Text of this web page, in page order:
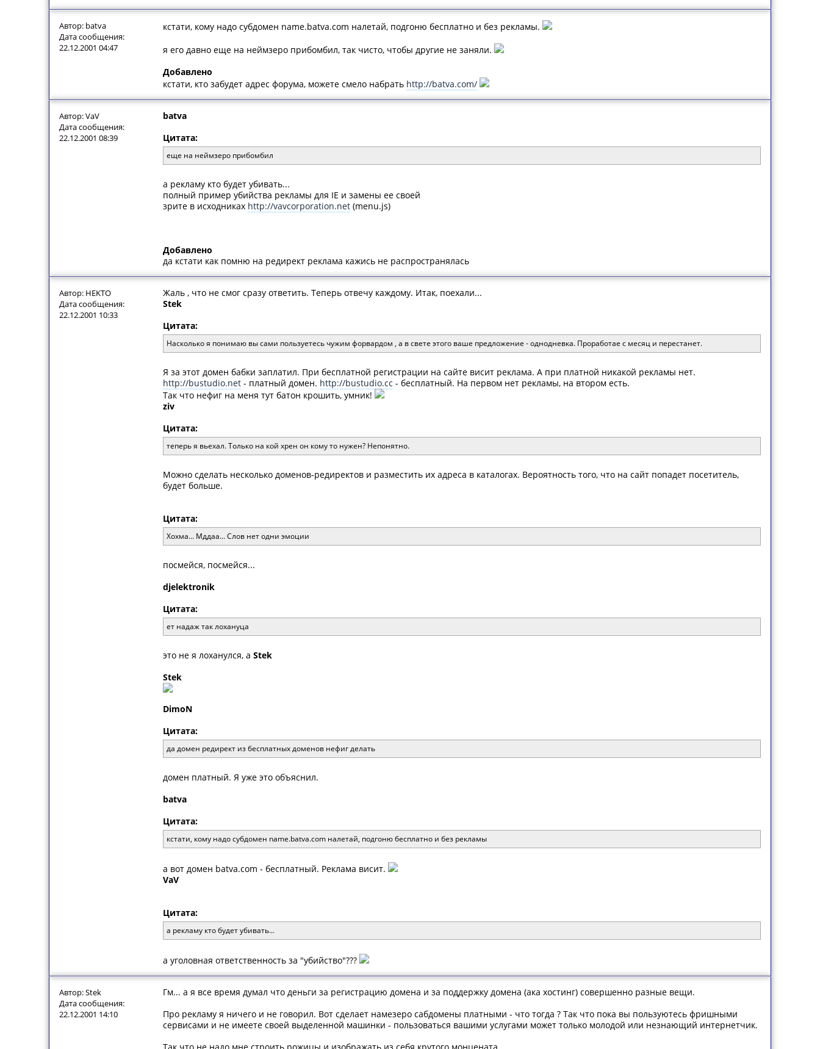
Автор: batva
Дата сообщения:
22.12.2001 04:47
кстати, кому надо субдомен name.batva.com налетай, подгоню бесплатно и без рекламы.
я его давно еще на неймзеро прибомбил, так чисто, чтобы другие не заняли.
Добавлено
кстати, кто забудет адрес форума, можете смело набрать http://batva.com/
Автор: VaV
Дата сообщения:
22.12.2001 08:39
batva
Цитата:
еще на неймзеро прибомбил
а рекламу кто будет убивать...
полный пример убийства рекламы для IE и замены ее своей
зрите в исходниках http://vavcorporation.net (menu.js)
Добавлено
да кстати как помню на редирект реклама кажись не распространялась
Автор: HEKTO
Дата сообщения:
22.12.2001 10:33
Жаль , что не смог сразу ответить. Теперь отвечу каждому. Итак, поехали...
Stek
Цитата:
Насколько я понимаю вы сами пользуетесь чужим форвардом , а в свете этого ваше предложение - однодневка. Проработае с месяц и перестанет.
Я за этот домен бабки заплатил. При бесплатной регистрации на сайте висит реклама. А при платной никакой рекламы нет.
http://bustudio.net - платный домен. http://bustudio.cc - бесплатный. На первом нет рекламы, на втором есть.
Так что нефиг на меня тут батон крошить, умник!
ziv
Цитата:
теперь я вьехал. Только на кой хрен он кому то нужен? Непонятно.
Можно сделать несколько доменов-редиректов и разместить их адреса в каталогах. Вероятность того, что на сайт попадет посетитель,
будет больше.
Цитата:
Хохма... Мддаа... Слов нет одни эмоции
посмейся, посмейся...
djelektronik
Цитата:
ет надаж так лохануца
это не я лоханулся, а Stek
Stek
DimoN
Цитата:
да домен редирект из бесплатных доменов нефиг делать
домен платный. Я уже это объяснил.
batva
Цитата:
кстати, кому надо субдомен name.batva.com налетай, подгоню бесплатно и без рекламы
а вот домен batva.com - бесплатный. Реклама висит.
VaV
Цитата:
а рекламу кто будет убивать...
а уголовная ответственность за "убийство"???
Автор: Stek
Дата сообщения:
22.12.2001 14:10
Гм... а я все время думал что деньги за регистрацию домена и за поддержку домена (ака хостинг) совершенно разные вещи.
Про рекламу я ничего и не говорил. Вот сделает намезеро сабдомены платными - что тогда ? Так что пока вы пользуютесь фришными
сервисами и не имеете своей выделенной машинки - пользоваться вашими услугами может только молодой или незнающий интернетчик.